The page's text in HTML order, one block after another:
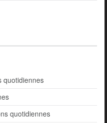
quotidiennes
quotidiennes